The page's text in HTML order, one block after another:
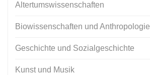
Altertumswissenschaften
Biowissenschaften und Anthropologie
Geschichte und Sozialgeschichte
Kunst und Musik